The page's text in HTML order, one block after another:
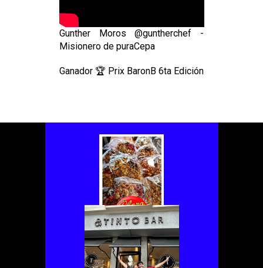
Gunther Moros @guntherchef -
Misionero de puraCepa
Ganador 🏆 Prix BaronB 6ta Edición